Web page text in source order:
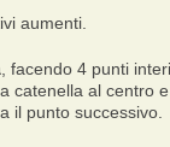
aumenti.
, facendo 4 punti interi
catenella al centro e
il punto successivo.